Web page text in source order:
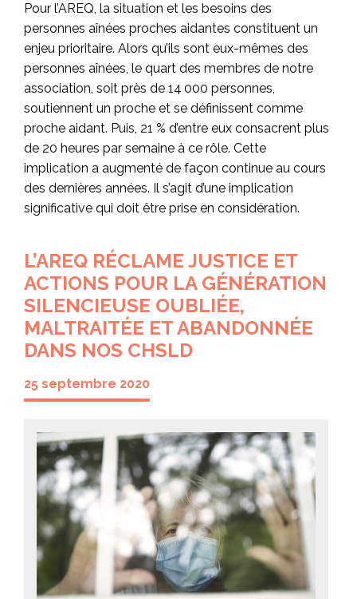
Pour l’AREQ, la situation et les besoins des
personnes aînées proches aidantes constituent un
enjeu prioritaire. Alors qu’ils sont eux-mêmes des
personnes aînées, le quart des membres de notre
association, soit près de 14 000 personnes,
soutiennent un proche et se définissent comme
proche aidant. Puis, 21 % d’entre eux consacrent plus
de 20 heures par semaine à ce rôle. Cette
implication a augmenté de façon continue au cours
des dernières années. Il s’agit d’une implication
significative qui doit être prise en considération.
L’AREQ RÉCLAME JUSTICE ET
ACTIONS POUR LA GÉNÉRATION
SILENCIEUSE OUBLIÉE,
MALTRAITÉE ET ABANDONNÉE
DANS NOS CHSLD
25 septembre 2020